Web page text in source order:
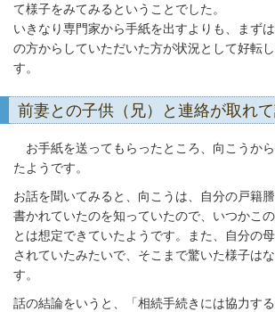
て様子をみてみるということでした。
いきなり専門家から手紙を出すよりも、まず
の方からしていただいた方が状況として好転
す。
前妻との子供（兄）と連絡が取れ
お手紙を送ってもらったところ、向こうか
たようです。
お話を聞いてみると、向こうは、自分の戸籍
書かれていたのを知っていたので、いつかこ
とは想定できていたようです。また、自分の
されていたみたいで、そこまで驚いた様子は
す。
話の結論をいうと、「相続手続きには協力す